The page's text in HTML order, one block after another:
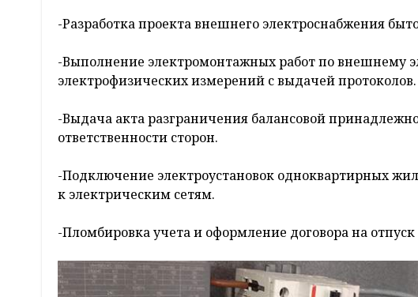
-Разработка проекта внешнего электроснабжения
-Выполнение электромонтажных работ по внешнему
электрофизических измерений с выдачей протоколов.
-Выдача акта разграничения балансовой
ответственности сторон.
-Подключение электроустановок одноквартирных
к электрическим сетям.
-Пломбировка учета и оформление договора на